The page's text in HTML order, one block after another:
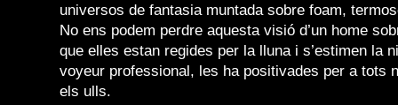
universos de fantasia muntada sobre foam,
No ens podem perdre aquesta visió d’un home
que elles estan regides per la lluna i s’estimen la
voyeur professional, les ha positivades per a tots
els ulls.